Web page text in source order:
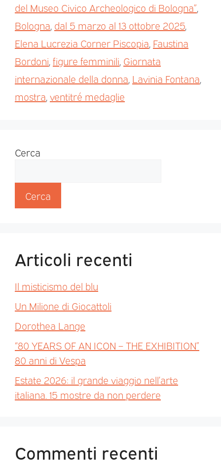
del Museo Civico Archeologico di Bologna”
Bologna dal 5 marzo al 13 ottobre 2025
Elena Lucrezia Corner Piscopia Faustina
Bordoni figure femminili Giornata
internazionale della donna Lavinia Fontana
mostra ventitré medaglie
Cerca
Cerca
Articoli recenti
Il misticismo del blu
Un Milione di Giocattoli
Dorothea Lange
“80 YEARS OF AN ICON – THE EXHIBITION”
80 anni di Vespa
Estate 2026: il grande viaggio nell’arte
italiana. 15 mostre da non perdere
Commenti recenti